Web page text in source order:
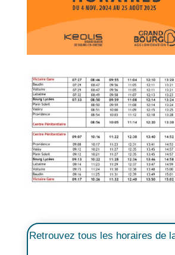
Retrouvez tous les horaires de